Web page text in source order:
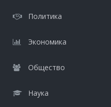
Политика
Экономика
Общество
Наука